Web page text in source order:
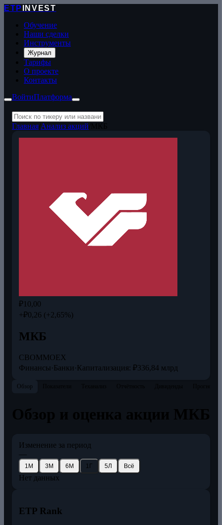
ETP
INVEST
Обучение
Наши сделки
Инструменты
Журнал
Тарифы
О проекте
Контакты
ВойтиПлатформа
Главная Анализ акций
₽10,00
+₽0,26 (+2,65%)
МКБ
CBOMMOEX
Финансы·Банки·Капитализация: ₽336,84 млрд
Обзор
Изменение за период
—
1М 3М 6М 1Г 5Л Всё
Нет данных
ETP Rank